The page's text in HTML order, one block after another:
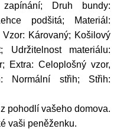
Druh bundy:
podšitá; Materiál:
Károvaný; Košilový
Udržitelnost materiálu:
Extra: Celoplošný vzor,
Normální střih; Střih:
pohodlí vašeho domova.
vaši peněženku.